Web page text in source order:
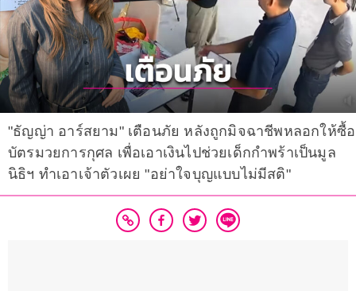
"ธัญญ่า อาร์สยาม" เตือนภัย หลังถูกมิจฉาชีพหลอกให้ซื้อ
บัตรมวยการกุศล เพื่อเอาเงินไปช่วยเด็กกำพร้าเป็นมูล
นิธิฯ ทำเอาเจ้าตัวเผย "อย่าใจบุญแบบไม่มีสติ"